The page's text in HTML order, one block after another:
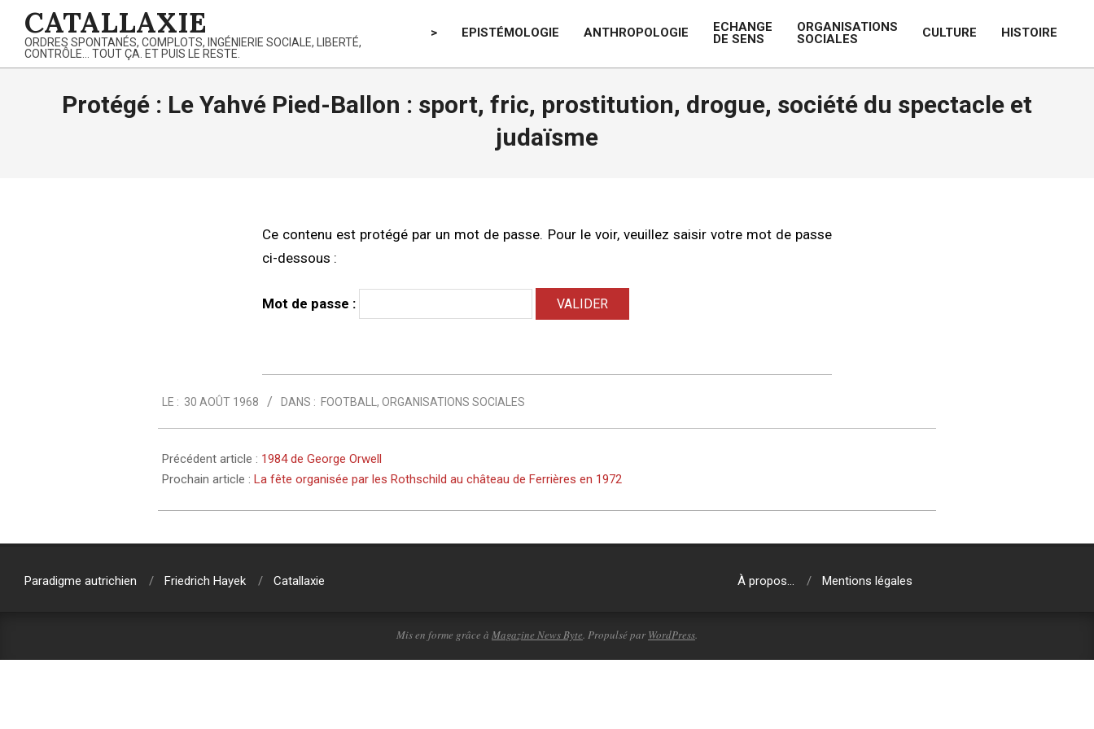
content
CATALLAXIE
ORDRES SPONTANÉS, COMPLOTS, INGÉNIERIE SOCIALE, LIBERTÉ,
CONTRÔLE… TOUT ÇA. ET PUIS LE RESTE.
> EPISTÉMOLOGIE ANTHROPOLOGIE
ECHANGE
DE SENS
ORGANISATIONS
SOCIALES
CULTURE HISTOIRE
Protégé : Le Yahvé Pied-Ballon : sport, fric, prostitution, drogue, société du spectacle et
judaïsme
Ce contenu est protégé par un mot de passe. Pour le voir, veuillez saisir votre mot de passe
ci-dessous :
Mot de passe :
08-
30
LE : 30 AOÛT 1968 DANS : FOOTBALL,ORGANISATIONS SOCIALES
Précédent article : 1984 de George Orwell
Prochain article :La fête organisée par les Rothschild au château de Ferrières en 1972
Paradigme autrichien Friedrich Hayek Catallaxie À propos… Mentions légales
Mis en forme grâce à Magazine News Byte. Propulsé par WordPress.